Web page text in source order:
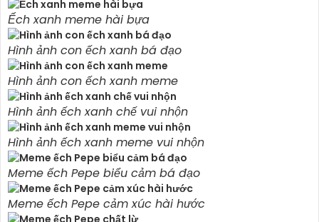
Ếch xanh meme hài bựa
Hình ảnh con ếch xanh bá đạo
Hình ảnh con ếch xanh meme
Hình ảnh ếch xanh chế vui nhộn
Hình ảnh ếch xanh meme vui nhộn
Meme ếch Pepe biểu cảm bá đạo
Meme ếch Pepe cảm xúc hài hước